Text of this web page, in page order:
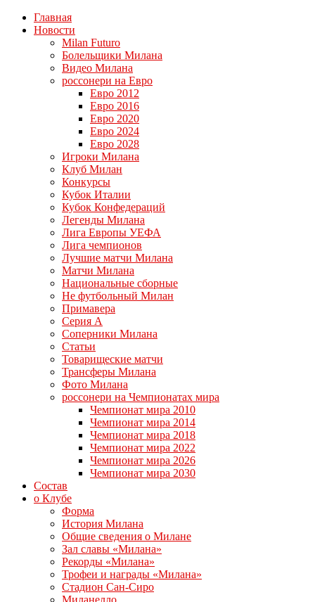
Главная
Новости
Milan Futuro
Болельщики Милана
Видео Милана
россонери на Евро
Евро 2012
Евро 2016
Евро 2020
Евро 2024
Евро 2028
Игроки Милана
Клуб Милан
Конкурсы
Кубок Италии
Кубок Конфедераций
Легенды Милана
Лига Европы УЕФА
Лига чемпионов
Лучшие матчи Милана
Матчи Милана
Национальные сборные
Не футбольный Милан
Примавера
Серия А
Соперники Милана
Статьи
Товарищеские матчи
Трансферы Милана
Фото Милана
россонери на Чемпионатах мира
Чемпионат мира 2010
Чемпионат мира 2014
Чемпионат мира 2018
Чемпионат мира 2022
Чемпионат мира 2026
Чемпионат мира 2030
Состав
о Клубе
Форма
История Милана
Общие сведения о Милане
Зал славы «Милана»
Рекорды «Милана»
Трофеи и награды «Милана»
Стадион Сан-Сиро
Миланелло